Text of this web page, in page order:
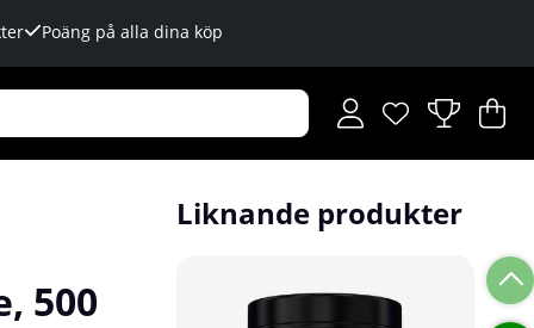
Poäng på alla dina köp
Önskelista
Antal i
.
.
500
Liknande produkter